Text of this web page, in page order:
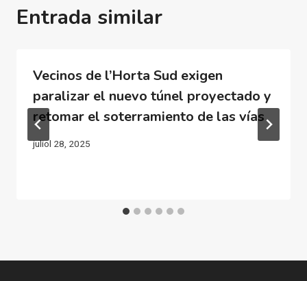
Entrada similar
Vecinos de l’Horta Sud exigen
paralizar el nuevo túnel proyectado y
retomar el soterramiento de las vías
juliol 28, 2025